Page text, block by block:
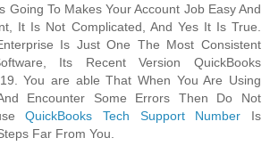
Going To Makes Your Account Job Easy And
It Is Not Complicated, And Yes It Is True.
Is Just One The Most Consistent
Its Recent Version QuickBooks
You are able That When You Are Using
Encounter Some Errors Then Do Not
QuickBooks Tech Support Number Is
Far From You.